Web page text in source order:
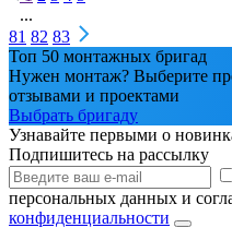
...
81 82 83
Топ 50 монтажных бригад
Нужен монтаж? Выберите
отзывами и проектами
Выбрать бригаду
Узнавайте первыми о
Подпишитесь на рассылку
персональных данных и
конфиденциальности